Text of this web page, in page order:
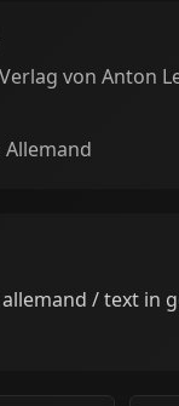
von Anton
Allemand
allemand / text in